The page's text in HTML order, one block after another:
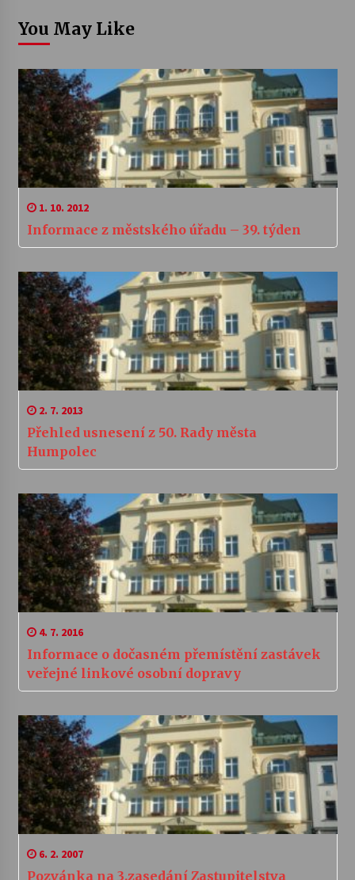
You May Like
1. 10. 2012
Informace z městského úřadu – 39. týden
2. 7. 2013
Přehled usnesení z 50. Rady města
Humpolec
4. 7. 2016
Informace o dočasném přemístění zastávek
veřejné linkové osobní dopravy
6. 2. 2007
Pozvánka na 3.zasedání Zastupitelstva